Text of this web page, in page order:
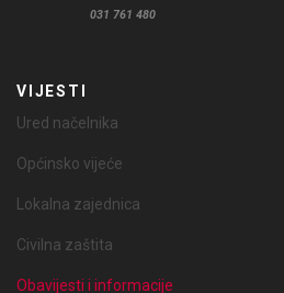
031 761 480
VIJESTI
Ured načelnika
Općinsko vijeće
Lokalna zajednica
Civilna zaštita
Obavijesti i informacije